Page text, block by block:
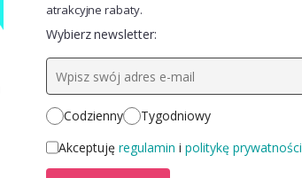
atrakcyjne rabaty.
Wybierz newsletter:
Codzienny
Tygodniowy
Akceptuję regulamin i politykę prywatności